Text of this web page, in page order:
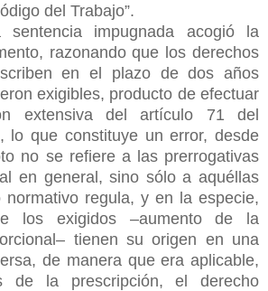
del Trabajo”.
impugnada acogió la
razonando que los derechos
en el plazo de dos años
exigibles, producto de efectuar
extensiva del artículo 71 del
lo que constituye un error, desde
no se refiere a las prerrogativas
en general, sino sólo a aquéllas
normativo regula, y en la especie,
los exigidos –aumento de la
tienen su origen en una
de manera que era aplicable,
de la prescripción, el derecho